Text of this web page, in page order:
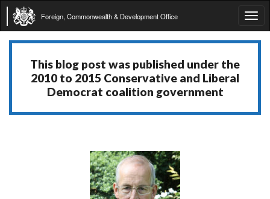
Foreign, Commonwealth & Development Office
This blog post was published under the
2010 to 2015 Conservative and Liberal
Democrat coalition government